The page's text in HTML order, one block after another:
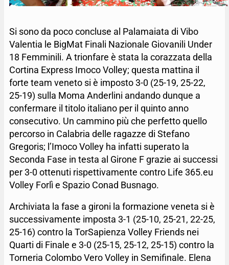
Si sono da poco concluse al Palamaiata di Vibo
Valentia le BigMat Finali Nazionale Giovanili Under
18 Femminili. A trionfare è stata la corazzata della
Cortina Express Imoco Volley; questa mattina il
forte team veneto si è imposto 3-0 (25-19, 25-22,
25-19) sulla Moma Anderlini andando dunque a
confermare il titolo italiano per il quinto anno
consecutivo. Un cammino più che perfetto quello
percorso in Calabria delle ragazze di Stefano
Gregoris; l’Imoco Volley ha infatti superato la
Seconda Fase in testa al Girone F grazie ai successi
per 3-0 ottenuti rispettivamente contro Life 365.eu
Volley Forlì e Spazio Conad Busnago.
Archiviata la fase a gironi la formazione veneta si è
successivamente imposta 3-1 (25-10, 25-21, 22-25,
25-16) contro la TorSapienza Volley Friends nei
Quarti di Finale e 3-0 (25-15, 25-12, 25-15) contro la
Torneria Colombo Vero Volley in Semifinale. Elena